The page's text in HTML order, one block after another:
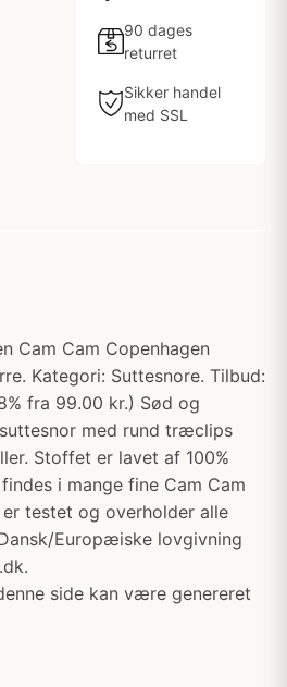
90 dages
returret
Sikker handel
med SSL
Cam Cam Copenhagen
Kategori: Suttesnore. Tilbud:
fra 99.00 kr.) Sød og
med rund træclips
Stoffet er lavet af 100%
i mange fine Cam Cam
testet og overholder alle
Europæiske lovgivning
side kan være genereret